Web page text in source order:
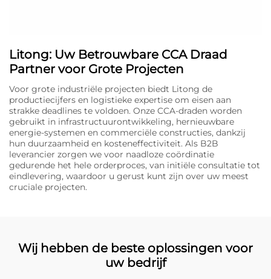
Litong: Uw Betrouwbare CCA Draad
Partner voor Grote Projecten
Voor grote industriële projecten biedt Litong de
productiecijfers en logistieke expertise om eisen aan
strakke deadlines te voldoen. Onze CCA-draden worden
gebruikt in infrastructuurontwikkeling, hernieuwbare
energie-systemen en commerciële constructies, dankzij
hun duurzaamheid en kosteneffectiviteit. Als B2B
leverancier zorgen we voor naadloze coördinatie
gedurende het hele orderproces, van initiële consultatie tot
eindlevering, waardoor u gerust kunt zijn over uw meest
cruciale projecten.
Wij hebben de beste oplossingen voor
uw bedrijf